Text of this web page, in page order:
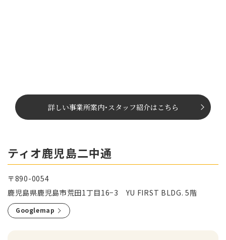
詳しい事業所案内･ スタッフ紹介はこちら
ティオ鹿児島二中通
〒890-0054
鹿児島県鹿児島市荒田1丁目16−3 YU FIRST BLDG. 5階
Googlemap